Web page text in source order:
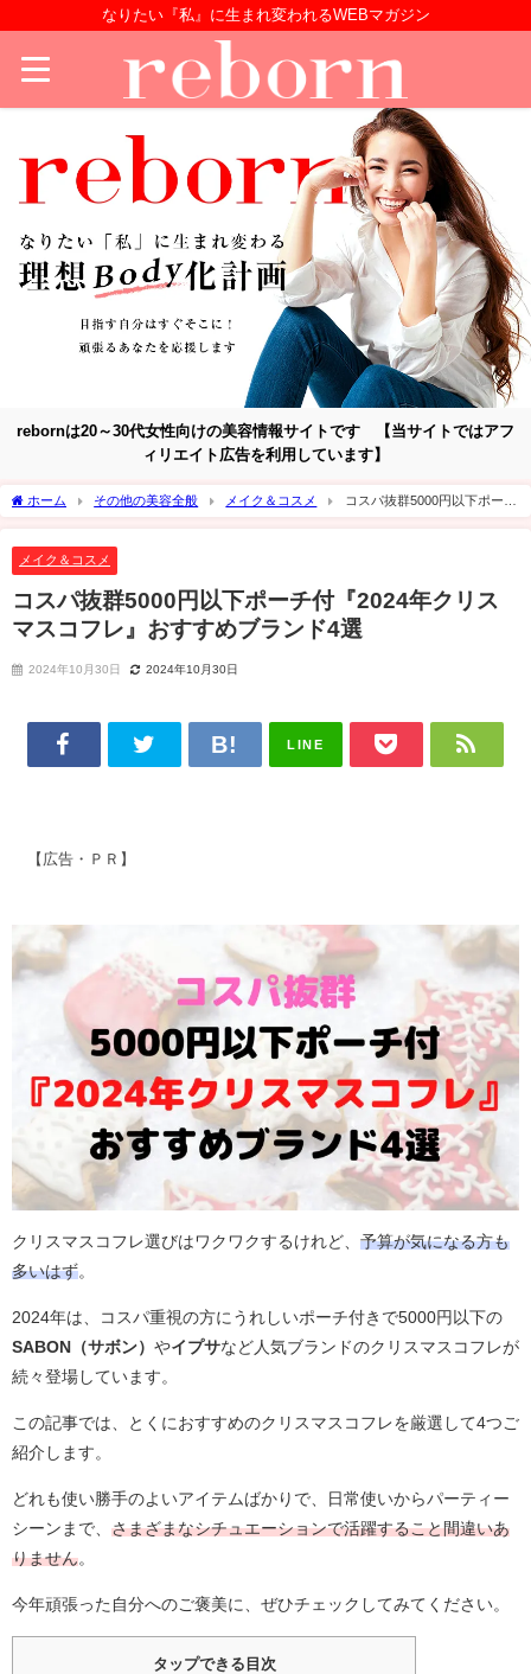
なりたい『私』に生まれ変われるWEBマガジン
rebornは20～30代女性向けの美容情報サイトです 【当サイトではアフ
ィリエイト広告を利用しています】
ホーム その他の美容全般 メイク＆コスメ
コスパ抜群5000円以下ポーチ
メイク＆コスメ
コスパ抜群5000円以下ポーチ付『2024年クリス
マスコフレ』おすすめブランド4選
2024年10月30日 2024年10月30日
LINE
【広告・ＰＲ】
クリスマスコフレ選びはワクワクするけれど、 予算が気になる方も
多いはず。
2024年は、コスパ重視の方にうれしいポーチ付きで5000円以下の
SABON（サボン） やイプサなど人気ブランドのクリスマスコフレが
続々登場しています。
この記事では、とくにおすすめのクリスマスコフレを厳選して4つご
紹介します。
どれも使い勝手のよいアイテムばかりで、日常使いからパーティー
シーンまで、 さまざまなシチュエーションで活躍すること間違いあ
りません。
今年頑張った自分へのご褒美に、ぜひチェックしてみてください。
タップできる目次